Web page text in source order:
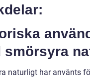
smörsyra
naturligt har använts